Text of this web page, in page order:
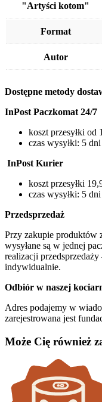
"Artyści kotom"
Format
Autor
Dostępne metody
InPost Paczkomat 24/7
koszt przesyłki od
czas wysyłki: 5
InPost Kurier
koszt przesyłki
czas wysyłki: 5
Przedsprzedaż
Przy zakupie produktów
wysyłane są w jednej
realizacji
indywidualnie.
Odbiór w naszej
Adres podajemy w
zarejestrowana jest
Może Cię również